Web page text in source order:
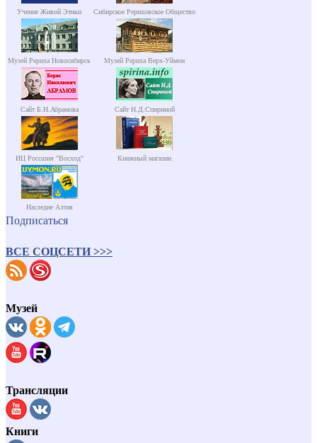
Учение Живой Этики Сибирское Рериховское Общество
Музей Рериха Новосибирск Музей Рериха Верх-Уймон
Сайт Б.Н.Абрамова Сайт Н.Д.Спириной
ИЦ Россазия "Восход" Книжный магазин
Наследие Алтая
Подписаться
ВСЕ СОЦСЕТИ >>>
Музей
Трансляции
Книги